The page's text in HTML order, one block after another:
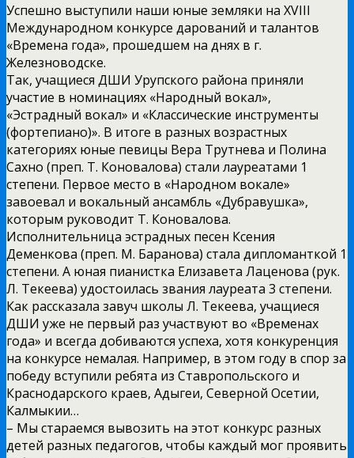
Успешно выступили наши юные земляки на XVIII
Международном конкурсе дарований и талантов
«Времена года», прошедшем на днях в г.
Железноводске.
Так, учащиеся ДШИ Урупского района приняли
участие в номинациях «Народный вокал»,
«Эстрадный вокал» и «Классические инструменты
(фортепиано)». В итоге в разных возрастных
категориях юные певицы Вера Трутнева и Полина
Сахно (преп. Т. Коновалова) стали лауреатами 1
степени. Первое место в «Народном вокале»
завоевал и вокальный ансамбль «Дубравушка»,
которым руководит Т. Коновалова.
Исполнительница эстрадных песен Ксения
Деменкова (преп. М. Баранова) стала дипломанткой 1
степени. А юная пианистка Елизавета Лаценова (рук.
Л. Текеева) удостоилась звания лауреата 3 степени.
Как рассказала завуч школы Л. Текеева, учащиеся
ДШИ уже не первый раз участвуют во «Временах
года» и всегда добиваются успеха, хотя конкуренция
на конкурсе немалая. Например, в этом году в спор за
победу вступили ребята из Ставропольского и
Краснодарского краев, Адыгеи, Северной Осетии,
Калмыкии…
– Мы стараемся вывозить на этот конкурс разных
детей разных педагогов, чтобы каждый мог проявить